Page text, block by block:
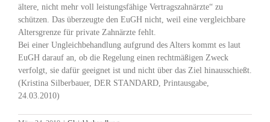
ältere, nicht mehr voll leistungsfähige Vertragszahnärzte“ zu
schützen. Das überzeugte den EuGH nicht, weil eine vergleichbare
Altersgrenze für private Zahnärzte fehlt.
Bei einer Ungleichbehandlung aufgrund des Alters kommt es laut
EuGH darauf an, ob die Regelung einen rechtmäßigen Zweck
verfolgt, sie dafür geeignet ist und nicht über das Ziel hinausschießt.
(Kristina Silberbauer, DER STANDARD, Printausgabe,
24.03.2010)